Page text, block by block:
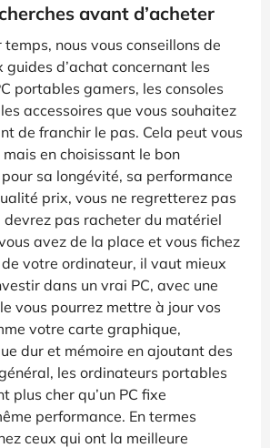
avant d’acheter
nous vous conseillons de
guides d’achat concernant les
portables gamers, les consoles
accessoires que vous souhaitez
de franchir le pas. Cela peut vous
en choisissant le bon
sa longévité, sa performance
prix, vous ne regretterez pas
devrez pas racheter du matériel
avez de la place et vous fichez
votre ordinateur, il vaut mieux
dans un vrai PC, avec une
vous pourrez mettre à jour vos
votre carte graphique,
dur et mémoire en ajoutant des
les ordinateurs portables
plus cher qu’un PC fixe
performance. En termes
ceux qui ont la meilleure